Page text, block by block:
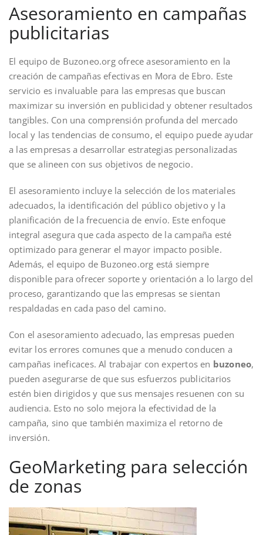
Asesoramiento en campañas
publicitarias
El equipo de Buzoneo.org ofrece asesoramiento en la
creación de campañas efectivas en Mora de Ebro. Este
servicio es invaluable para las empresas que buscan
maximizar su inversión en publicidad y obtener resultados
tangibles. Con una comprensión profunda del mercado
local y las tendencias de consumo, el equipo puede ayudar
a las empresas a desarrollar estrategias personalizadas
que se alineen con sus objetivos de negocio.
El asesoramiento incluye la selección de los materiales
adecuados, la identificación del público objetivo y la
planificación de la frecuencia de envío. Este enfoque
integral asegura que cada aspecto de la campaña esté
optimizado para generar el mayor impacto posible.
Además, el equipo de Buzoneo.org está siempre
disponible para ofrecer soporte y orientación a lo largo del
proceso, garantizando que las empresas se sientan
respaldadas en cada paso del camino.
Con el asesoramiento adecuado, las empresas pueden
evitar los errores comunes que a menudo conducen a
campañas ineficaces. Al trabajar con expertos en buzoneo,
pueden asegurarse de que sus esfuerzos publicitarios
estén bien dirigidos y que sus mensajes resuenen con su
audiencia. Esto no solo mejora la efectividad de la
campaña, sino que también maximiza el retorno de
inversión.
GeoMarketing para selección
de zonas